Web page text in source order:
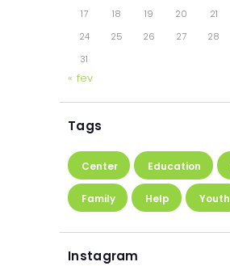
17 18 19 20 21
24
25 26 27 28
31
« fev
Tags
Center Education
Family Help Youth
Instagram